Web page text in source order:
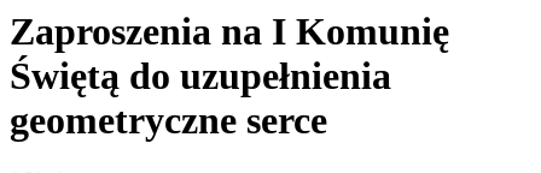
Zaproszenia na I Komunię
Świętą do uzupełnienia
geometryczne serce